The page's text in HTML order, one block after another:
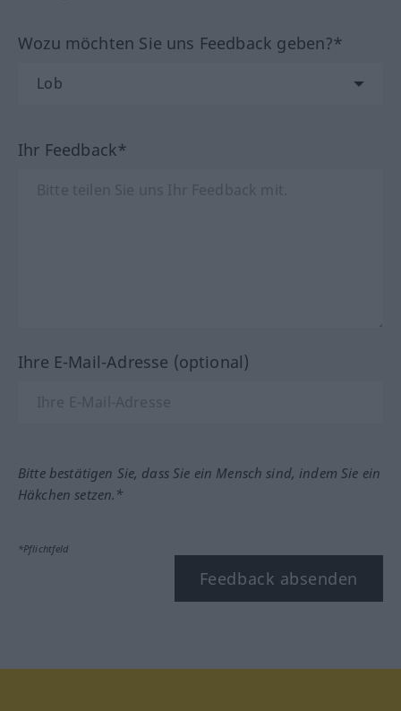
Wozu möchten Sie uns Feedback geben?*
Ihr Feedback*
Ihre E-Mail-Adresse (optional)
Bitte bestätigen Sie, dass Sie ein Mensch sind, indem Sie ein
Häkchen setzen.*
*Pflichtfeld
Feedback absenden